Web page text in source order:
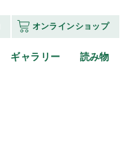
オンラインショップ
ギャラリー 読み物